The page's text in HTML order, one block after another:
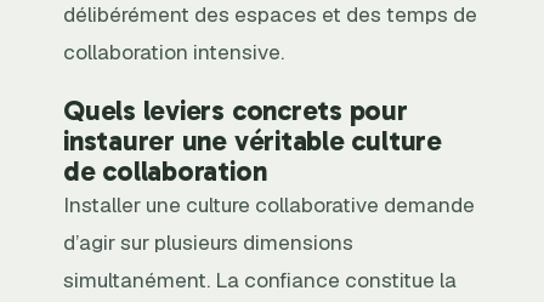
délibérément des espaces et des temps de
collaboration intensive.
Quels leviers concrets pour
instaurer une véritable culture
de collaboration
Installer une culture collaborative demande
d’agir sur plusieurs dimensions
simultanément. La confiance constitue la